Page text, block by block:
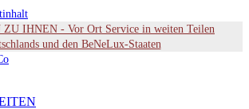
IHNEN - Vor Ort Service in weiten Teilen
und den BeNeLux-Staaten